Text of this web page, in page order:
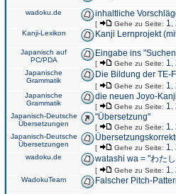
wadoku.de inhaltliche
[ Gehe zu Seite: 1
Kanji-Lexikon
Kanji Lernprojekt
Japanisch auf
PC/PDA
Eingabe ins
[ Gehe zu Seite: 1
Japanische
Grammatik
Die Bildung der TE-
[ Gehe zu Seite: 1
Japanische
Grammatik
die neuen Joyo-
[ Gehe zu Seite: 1
Japanisch-Deutsche
Übersetzungen
"Übersetzung"
[ Gehe zu Seite: 1
Japanisch-Deutsche
Übersetzungen
[ Gehe zu Seite: 1
wadoku.de
watashi wa = "わた
[ Gehe zu Seite: 1
WadokuTeam
Falscher Pitch-